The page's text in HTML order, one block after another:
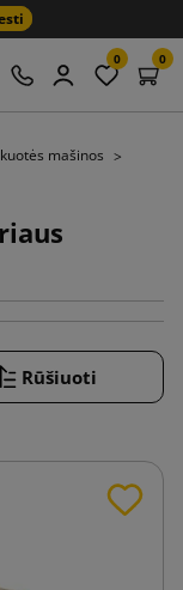
0 0
mašinos
Rūšiuoti